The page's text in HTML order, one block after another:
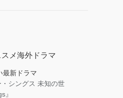
メ海外ドラマ
最新ドラマ
・シングス 未知の世
』